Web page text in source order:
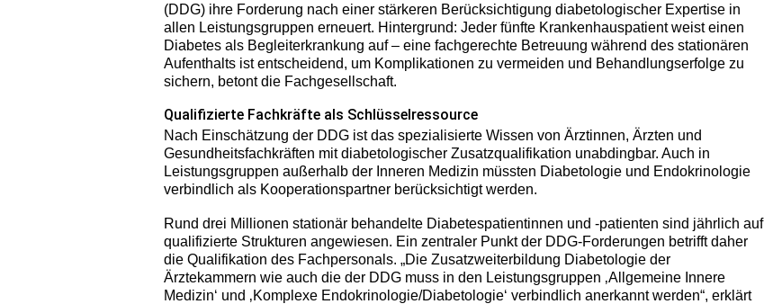
(DDG) ihre Forderung nach einer stärkeren Berücksichtigung diabetologischer Expertise in
allen Leistungsgruppen erneuert. Hintergrund: Jeder fünfte Krankenhauspatient weist einen
Diabetes als Begleiterkrankung auf – eine fachgerechte Betreuung während des stationären
Aufenthalts ist entscheidend, um Komplikationen zu vermeiden und Behandlungserfolge zu
sichern, betont die Fachgesellschaft.
Qualifizierte Fachkräfte als Schlüsselressource
Nach Einschätzung der DDG ist das spezialisierte Wissen von Ärztinnen, Ärzten und
Gesundheitsfachkräften mit diabetologischer Zusatzqualifikation unabdingbar. Auch in
Leistungsgruppen außerhalb der Inneren Medizin müssten Diabetologie und Endokrinologie
verbindlich als Kooperationspartner berücksichtigt werden.
Rund drei Millionen stationär behandelte Diabetespatientinnen und -patienten sind jährlich auf
qualifizierte Strukturen angewiesen. Ein zentraler Punkt der DDG-Forderungen betrifft daher
die Qualifikation des Fachpersonals. „Die Zusatzweiterbildung Diabetologie der
Ärztekammern wie auch die der DDG muss in den Leistungsgruppen ‚Allgemeine Innere
Medizin‘ und ‚Komplexe Endokrinologie/Diabetologie‘ verbindlich anerkannt werden“, erklärt